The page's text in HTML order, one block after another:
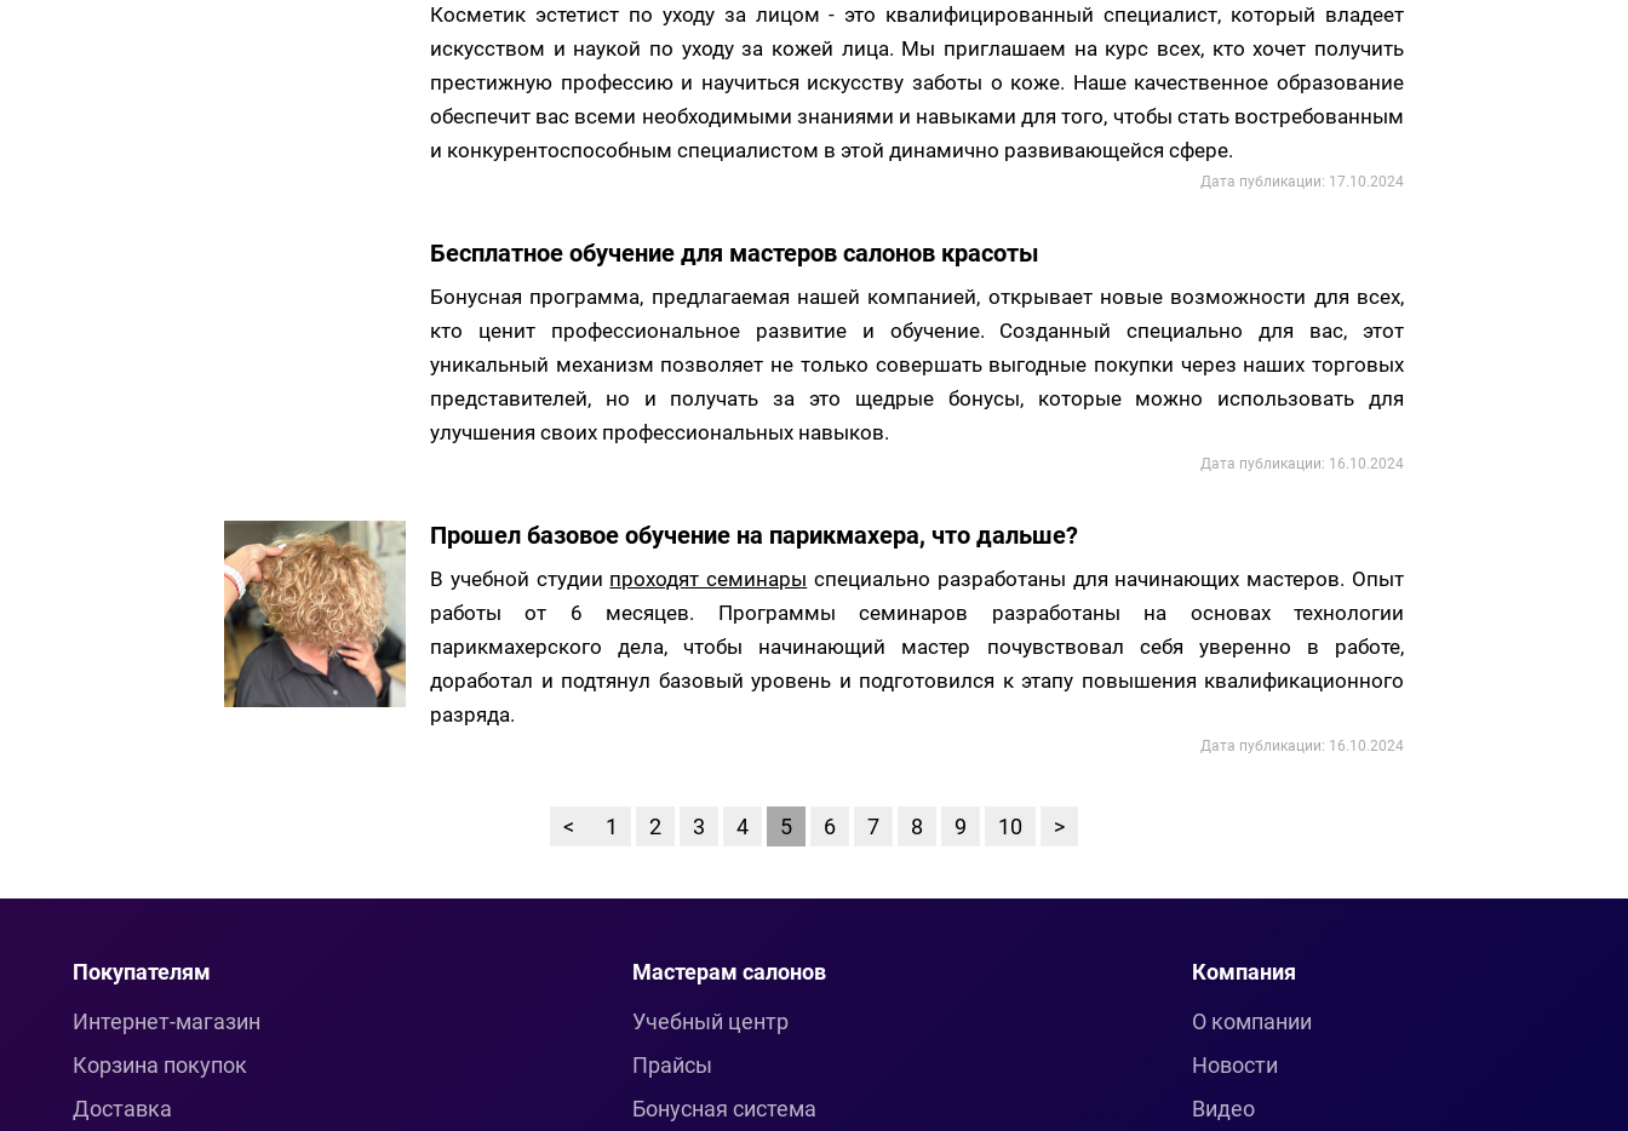
Косметик эстетист по уходу за лицом - это квалифицированный специалист, который владеет
искусством и наукой по уходу за кожей лица. Мы приглашаем на курс всех, кто хочет получить
престижную профессию и научиться искусству заботы о коже. Наше качественное образование
обеспечит вас всеми необходимыми знаниями и навыками для того, чтобы стать востребованным
и конкурентоспособным специалистом в этой динамично развивающейся сфере.
Дата публикации: 17.10.2024
Бесплатное обучение для мастеров салонов красоты
Бонусная программа, предлагаемая нашей компанией, открывает новые возможности для всех,
кто ценит профессиональное развитие и обучение. Созданный специально для вас, этот
уникальный механизм позволяет не только совершать выгодные покупки через наших торговых
представителей, но и получать за это щедрые бонусы, которые можно использовать для
улучшения своих профессиональных навыков.
Дата публикации: 16.10.2024
Прошел базовое обучение на парикмахера, что дальше?
В учебной студии проходят семинары специально разработаны для начинающих мастеров. Опыт
работы от 6 месяцев. Программы семинаров разработаны на основах технологии
парикмахерского дела, чтобы начинающий мастер почувствовал себя уверенно в работе,
доработал и подтянул базовый уровень и подготовился к этапу повышения квалификационного
разряда.
Дата публикации: 16.10.2024
< 1 2 3 4 5 6 7 8 9 10 >
Покупателям
Интернет-магазин
Корзина покупок
Доставка
Мастерам салонов
Учебный центр
Прайсы
Бонусная система
Компания
О компании
Новости
Видео